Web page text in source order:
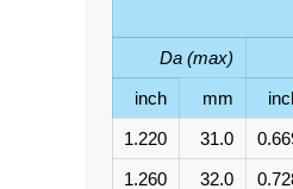
Da (max)
mm
inch
31.0
1.220
32.0
1.260